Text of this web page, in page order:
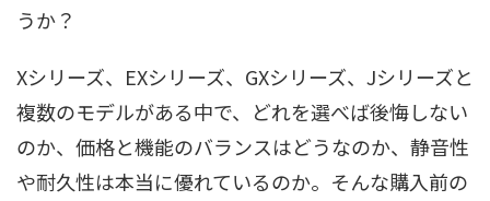
うか？
Xシリーズ、EXシリーズ、GXシリーズ、Jシリーズと
複数のモデルがある中で、どれを選べば後悔しない
のか、価格と機能のバランスはどうなのか、静音性
や耐久性は本当に優れているのか。そんな購入前の